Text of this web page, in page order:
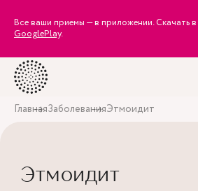
Все ваши приемы — в приложении. Скачать в
GooglePlay.
ГлавнаяЗаболеванияЭтмоидит
Этмоидит